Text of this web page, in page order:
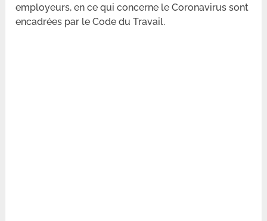
employeurs, en ce qui concerne le Coronavirus sont
encadrées par le Code du Travail.